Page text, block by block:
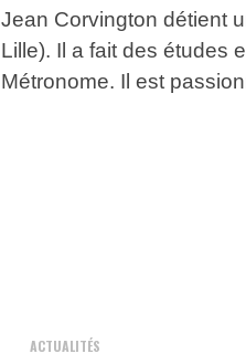
Jean Corvington détient
Lille). Il a fait des études
Métronome. Il est
ACTUALITÉS